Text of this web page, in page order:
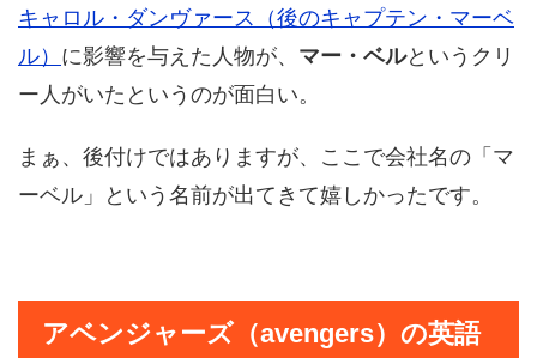
キャロル・ダンヴァース（後のキャプテン・マーベ
ル） に影響を与えた人物が、 マー・ベルというクリ
ー人がいたというのが面白い。
まぁ、後付けではありますが、ここで会社名の「マ
ーベル」という名前が出てきて嬉しかったです。
アベンジャーズ（avengers）の英語